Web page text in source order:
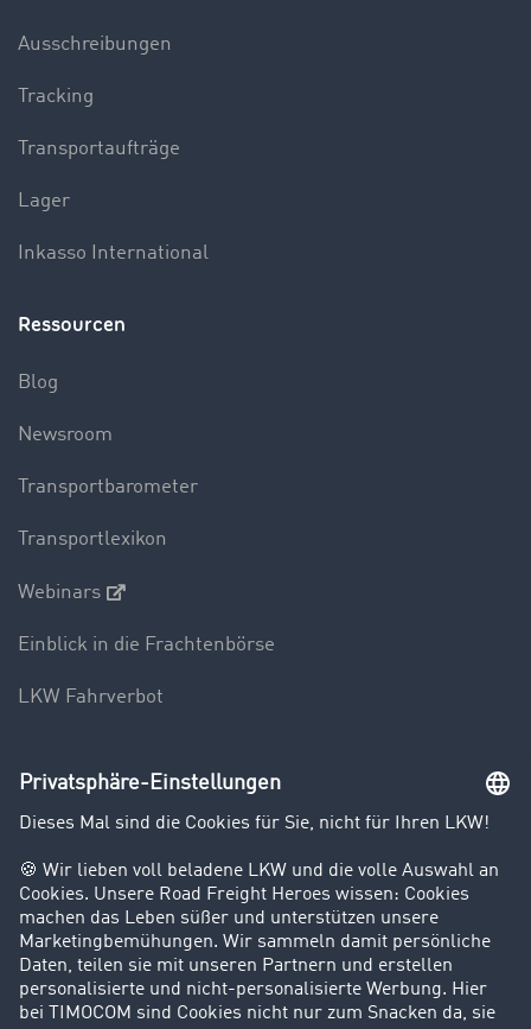
Ausschreibungen
Tracking
Transportaufträge
Lager
Inkasso International
Ressourcen
Blog
Newsroom
Transportbarometer
Transportlexikon
Webinars
Einblick in die Frachtenbörse
LKW Fahrverbot
Unternehmen
Kunden werben Kunden
Success Stories
Karriere
Support